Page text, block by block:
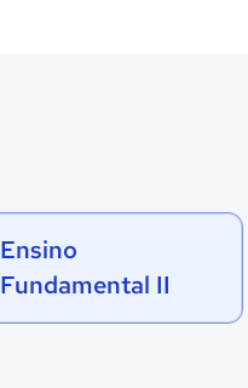
Ensino
Fundamental II